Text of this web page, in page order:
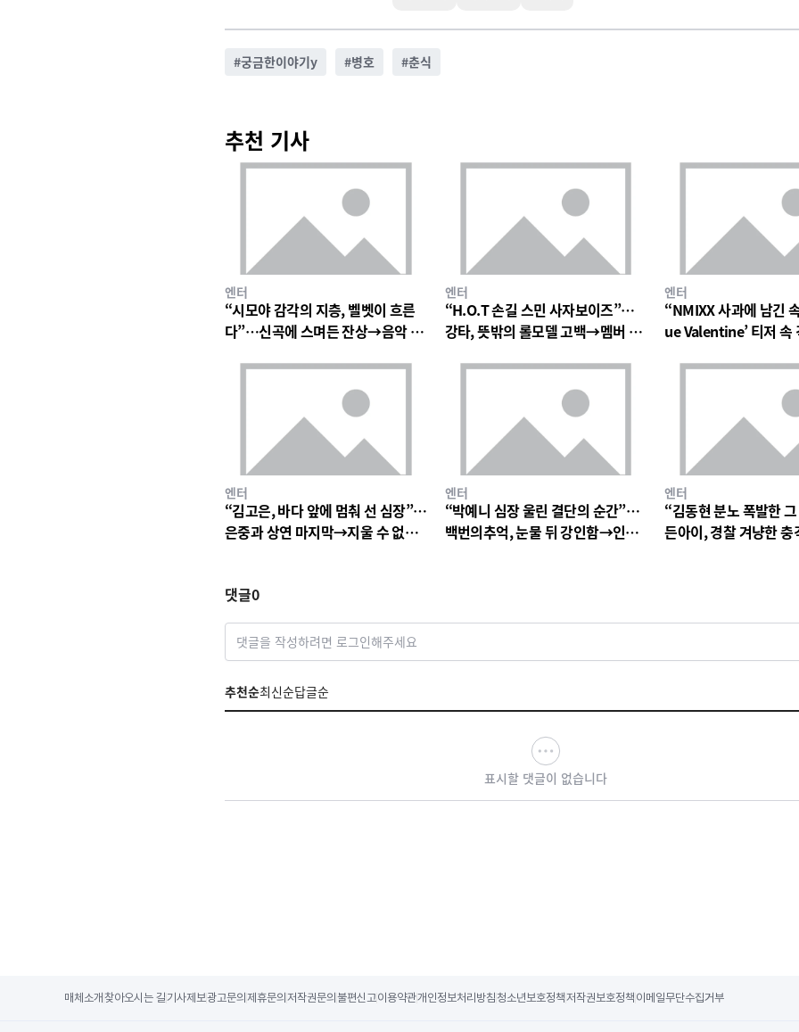
#궁금한이야기y #병호 #춘식
추천 기사
엔터
“시모야 감각의 지층, 벨벳이 흐른
다”…신곡에 스며든 잔상→음악 팬
엔터
“H.O.T 손길 스민 사자보이즈”…
강타, 뜻밖의 롤모델 고백→멤버 폭
엔터
“NMIXX 사과에 남긴
ue Valentine’ 티저 속
엔터
“김고은, 바다 앞에 멈춰 선 심장”…
은중과 상연 마지막→지울 수 없는
엔터
“박예니 심장 울린 결단의 순간”…
백번의추억, 눈물 뒤 강인함→인물
엔터
“김동현 분노 폭발한
든아이, 경찰 겨냥한
댓글0
댓글을 작성하려면 로그인해주세요
추천순최신순답글순
표시할 댓글이 없습니다
매체소개 찾아오시는 길기사제보광고문의 제휴문의 저작권문의 불편신고이용약관개인정보처리방침 청소년보호정책저작권보호정책 이메일무단수집거부